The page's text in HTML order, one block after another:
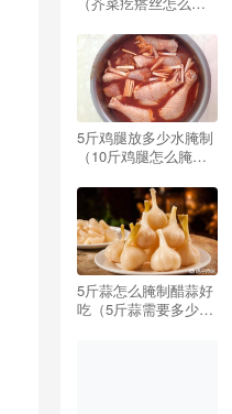
5斤鸡腿放多少水腌制
（10斤鸡腿怎么腌制
5斤蒜怎么腌制醋蒜好
吃（5斤蒜需要多少糖